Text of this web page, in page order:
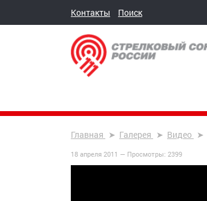
Контакты Поиск
Главная Галерея Видео
18 апреля 2011 — Просмотры: 2399